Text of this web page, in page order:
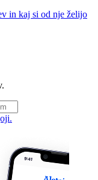
in kaj si od nje želijo